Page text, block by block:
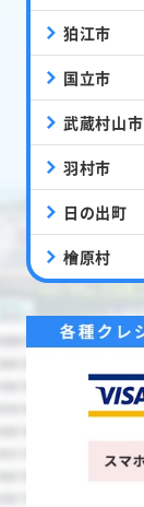
狛江市
国立市
武蔵村山市
羽村市
日の出町
檜原村